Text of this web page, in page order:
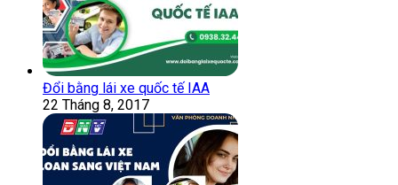
Đổi bằng lái xe quốc tế IAA
22 Tháng 8, 2017